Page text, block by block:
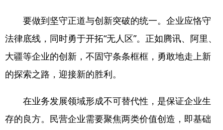
要做到坚守正道与创新突破的统一。企业应恪守
法律底线，同时勇于开拓“无人区”。正如腾讯、阿里、
大疆等企业的创新，不固守条条框框，勇敢地走上新
的探索之路，迎接新的胜利。
在业务发展领域形成不可替代性，是保证企业生
存的良方。民营企业需要聚焦两类价值创造，即基础